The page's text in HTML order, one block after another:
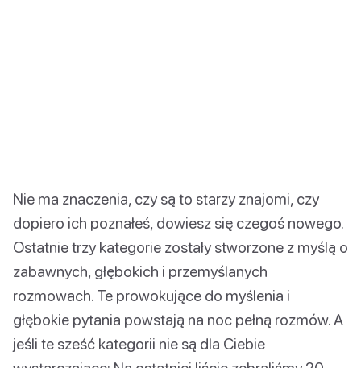
Nie ma znaczenia, czy są to starzy znajomi, czy
dopiero ich poznałeś, dowiesz się czegoś nowego.
Ostatnie trzy kategorie zostały stworzone z myślą o
zabawnych, głębokich i przemyślanych
rozmowach. Te prowokujące do myślenia i
głębokie pytania powstają na noc pełną rozmów. A
jeśli te sześć kategorii nie są dla Ciebie